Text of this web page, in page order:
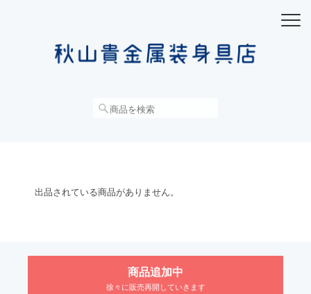
出品されている商品がありません。
商品追加中
徐々に販売再開していきます